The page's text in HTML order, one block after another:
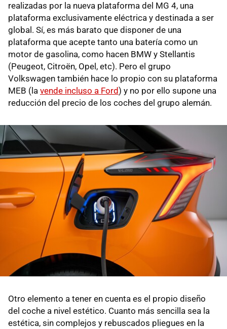
realizadas por la nueva plataforma del MG 4, una
plataforma exclusivamente eléctrica y destinada a ser
global. Sí, es más barato que disponer de una
plataforma que acepte tanto una batería como un
motor de gasolina, como hacen BMW y Stellantis
(Peugeot, Citroën, Opel, etc). Pero el grupo
Volkswagen también hace lo propio con su plataforma
MEB (la vende incluso a Ford) y no por ello supone una
reducción del precio de los coches del grupo alemán.
Otro elemento a tener en cuenta es el propio diseño
del coche a nivel estético. Cuanto más sencilla sea la
estética, sin complejos y rebuscados pliegues en la